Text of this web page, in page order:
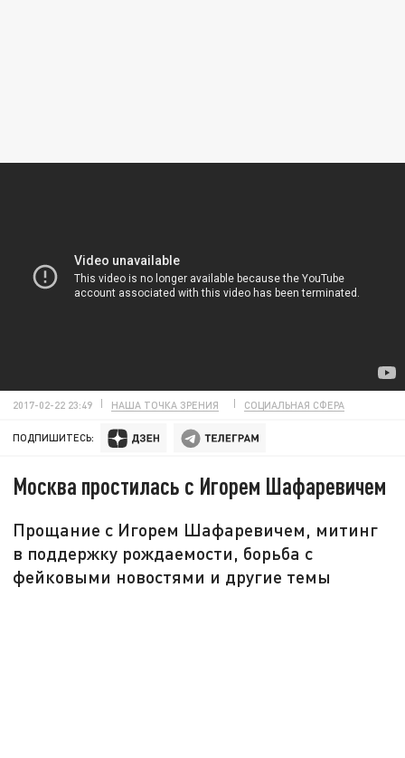
2017-02-22 23:49 НАША ТОЧКА ЗРЕНИЯ СОЦИАЛЬНАЯ СФЕРА
ПОДПИШИТЕСЬ:
Москва простилась с Игорем Шафаревичем
Прощание с Игорем Шафаревичем, митинг
в поддержку рождаемости, борьба с
фейковыми новостями и другие темы